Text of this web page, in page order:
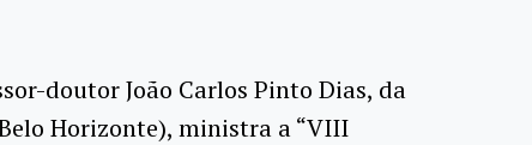
doutor João Carlos Pinto Dias, da
Horizonte), ministra a “VIII